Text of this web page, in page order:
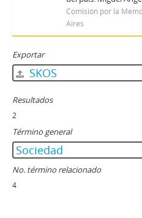
Comisión por la
Aires
Exportar
SKOS
Resultados
2
Término general
Sociedad
No. término relacionado
4